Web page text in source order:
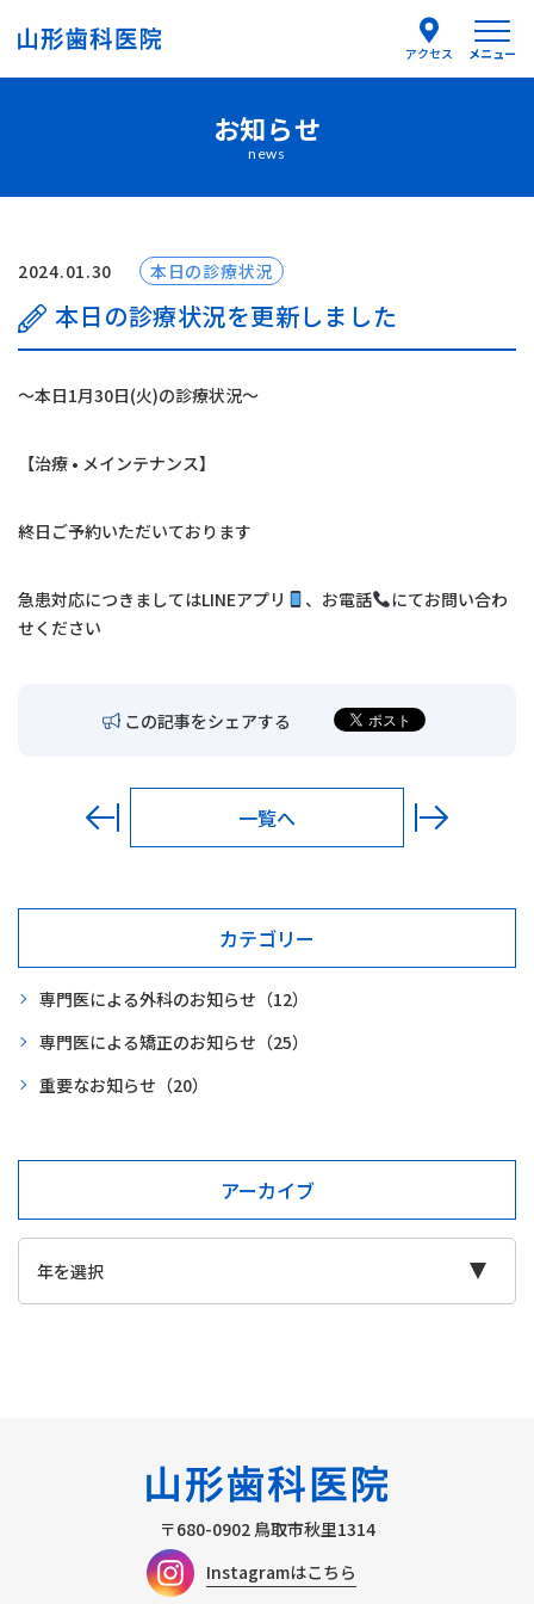
アクセス メニュー
医師紹介
はじめての方へ
診療案内
よくあるご質問
お知らせ
交通アクセス
お問い合わせ
お知らせ
news
2024.01.30 本日の診療状況
本日の診療状況を更新しました
〜本日1月30日(火)の診療状況〜
【治療 • メインテナンス】
終日ご予約いただいております
急患対応につきましてはLINEアプリ 、お電話
にてお問い合わ
せください
この記事をシェアする
一覧へ
カテゴリー
専門医による外科のお知らせ （12）
専門医による矯正のお知らせ （25）
重要なお知らせ （20）
アーカイブ
〒680-0902 鳥取市秋里1314
Instagramはこちら